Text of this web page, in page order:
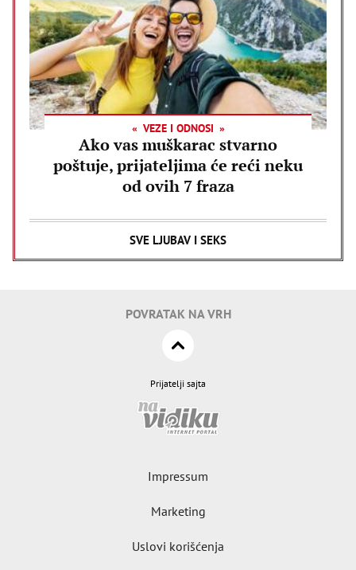
VEZE I ODNOSI
Ako vas muškarac stvarno
poštuje, prijateljima će reći neku
od ovih 7 fraza
SVE LJUBAV I SEKS
POVRATAK NA VRH
Prijatelji sajta
Impressum
Marketing
Uslovi korišćenja